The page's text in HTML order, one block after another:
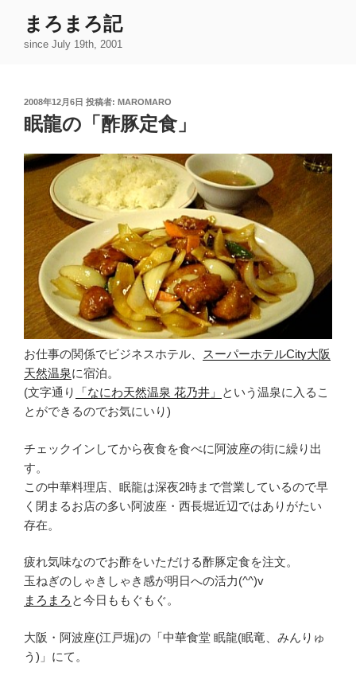
まろまろ記
since July 19th, 2001
投
稿
日:
2008年12月6日 投稿者: MAROMARO
眠龍の「酢豚定食」
お仕事の関係でビジネスホテル、
スーパーホテルCity大阪
天然温泉に宿泊。
(文字通り
「なにわ天然温泉 花乃井」
という温泉に入るこ
とができるのでお気にいり)
チェックインしてから夜食を食べに阿波座の街に繰り出
す。
この中華料理店、眠龍は深夜2時まで営業しているので早
く閉まるお店の多い阿波座・西長堀近辺ではありがたい
存在。
疲れ気味なのでお酢をいただける酢豚定食を注文。
玉ねぎのしゃきしゃき感が明日への活力(^^)v
まろまろ と今日ももぐもぐ。
大阪・阿波座(江戸堀)の「中華食堂 眠龍(眠竜、みんりゅ
う)」にて。